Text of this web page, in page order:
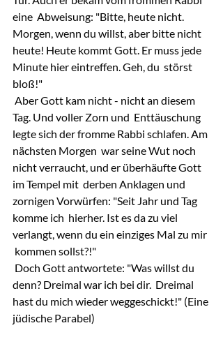
eine  Abweisung: "Bitte, heute nicht.
Morgen, wenn du willst, aber bitte nicht
heute! Heute kommt Gott. Er muss jede
Minute hier eintreffen. Geh, du  störst
bloß!"
Tag. Und voller Zorn und  Enttäuschung
legte sich der fromme Rabbi schlafen. Am
nächsten Morgen  war seine Wut noch
nicht verraucht, und er überhäufte Gott
im Tempel mit  derben Anklagen und
zornigen Vorwürfen: "Seit Jahr und Tag
komme ich  hierher. Ist es da zu viel
verlangt, wenn du ein einziges Mal zu mir
kommen sollst?!"
denn? Dreimal war ich bei dir.  Dreimal
hast du mich wieder weggeschickt!" (Eine
jüdische Parabel)